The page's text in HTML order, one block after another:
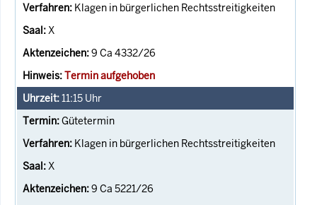
Klagen in bürgerlichen Rechtsstreitigkeiten
X
9 Ca 4332/26
Termin aufgehoben
11:15 Uhr
Gütetermin
Klagen in bürgerlichen Rechtsstreitigkeiten
X
9 Ca 5221/26